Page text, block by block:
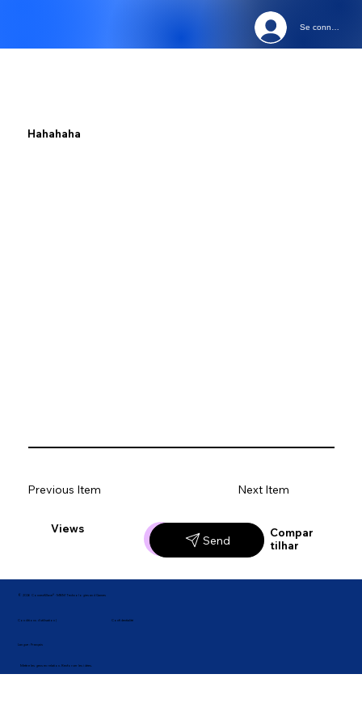
Se connecter
Hahahaha
Views
Send
Compar
tilhar
Previous Item Next Item
© 2026 ConnectWave® · MBM Technologies and Games
Conditions d'utilisation |
Langue : Français
Confidentialité
Mettre les gens en relation. Renforcer les idées.